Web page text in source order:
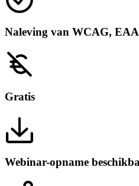
Naleving van WCAG,
Gratis
Webinar-opname